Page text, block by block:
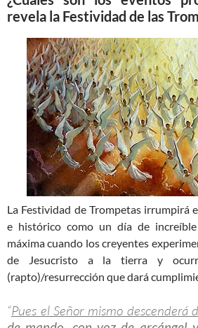
revela la Festividad de las
La Festividad de Trompetas irrumpirá
e histórico como un día de
máxima cuando los creyentes
de Jesucristo a la tierra y
(rapto)/resurrección que dará
“Pues el Señor mismo descenderá